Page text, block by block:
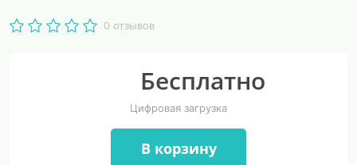
0 отзывов
Бесплатно
Цифровая загрузка
В корзину